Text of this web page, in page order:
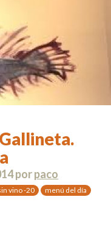
porpaco
vino -20
menú del día